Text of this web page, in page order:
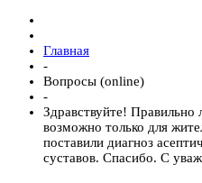
Главная
-
Вопросы (online)
-
Здравствуйте! Правильно
возможно только для
поставили диагноз
суставов. Спасибо. С